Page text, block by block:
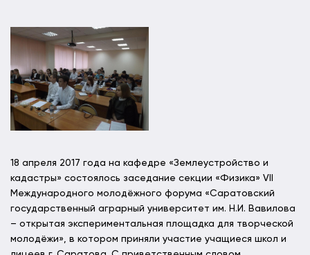
18 апреля 2017 года на кафедре «Землеустройство и
кадастры» состоялось заседание секции «Физика» VII
Международного молодёжного форума «Саратовский
государственный аграрный университет им. Н.И. Вавилова
– открытая экспериментальная площадка для творческой
молодёжи», в котором приняли участие учащиеся школ и